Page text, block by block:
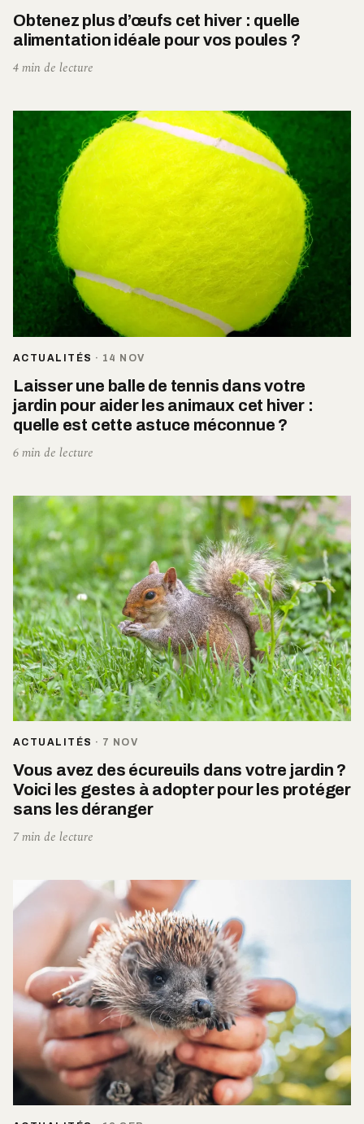
Obtenez plus d’œufs cet hiver : quelle
alimentation idéale pour vos poules ?
4 min de lecture
ACTUALITÉS · 14 NOV
Laisser une balle de tennis dans votre
jardin pour aider les animaux cet hiver :
quelle est cette astuce méconnue ?
6 min de lecture
ACTUALITÉS · 7 NOV
Vous avez des écureuils dans votre jardin ?
Voici les gestes à adopter pour les protéger
sans les déranger
7 min de lecture